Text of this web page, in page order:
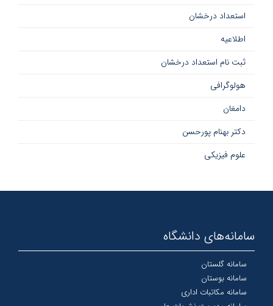
استعداد درخشان
اطلاعیه
ثبت نام استعداد درخشان
هولوگرافی
دامغان
دکتر بهنام پورحسن
علوم فیزیکی
سامانه‌های دانشگاه
سامانه گلستان
سامانه بوستان
سامانه مکاتبات اداری